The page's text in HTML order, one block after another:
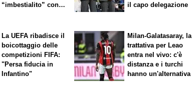
“imbestialito” con
il capo delegazione
La UEFA ribadisce il
boicottaggio delle
competizioni FIFA:
"Persa fiducia in
Infantino"
Milan-Galatasaray, la
trattativa per Leao
entra nel vivo: c'è
distanza e i turchi
hanno un'alternativa